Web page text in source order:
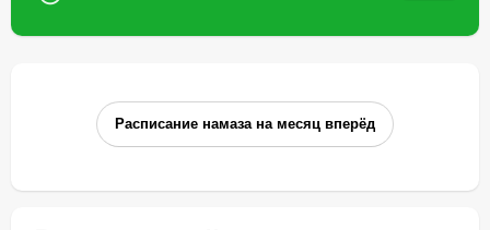
Расписание намаза на месяц вперёд